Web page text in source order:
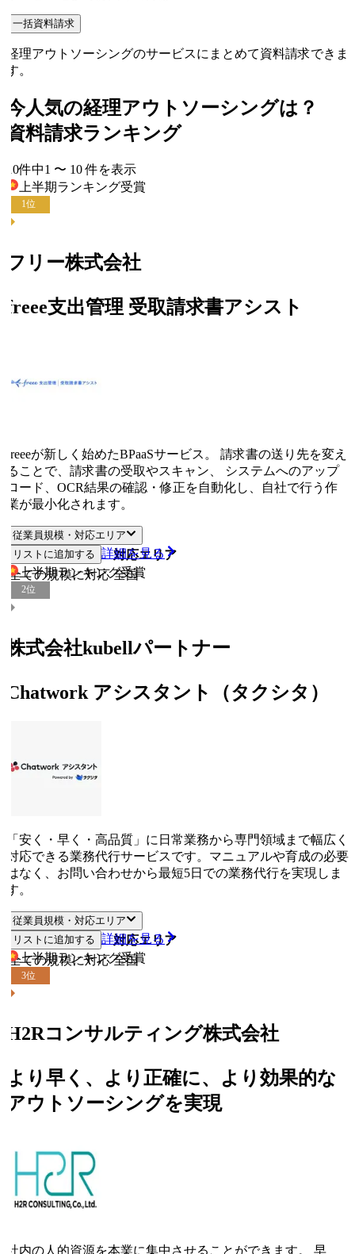
一括資料請求
理アウトソーシングのサービスにまとめて資料請求できま
。
人気の経理アウトソーシングは？
料請求ランキング
件中1〜10件を表示
上半期ランキング受賞
位
リー株式会社
支出管理 受取請求書アシスト
が新しく始めたBPaaSサービス。 請求書の送り先を変え
ことで、請求書の受取やスキャン、 システムへのアップ
ード、OCR結果の確認・修正を自動化し、自社で行う作
が最小化されます。
従業員規模・対応エリア
従業員規模
対応エリア
ての規模に対応 全国
リストに追加する 詳細を見る
上半期ランキング受賞
位
式会社kubellパートナー
アシスタント（タクシタ）
安く・早く・高品質」に日常業務から専門領域まで幅広く
応できる業務代行サービスです。マニュアルや育成の必要
なく、お問い合わせから最短5日での業務代行を実現しま
。
従業員規模・対応エリア
従業員規模
対応エリア
ての規模に対応 全国
リストに追加する 詳細を見る
上半期ランキング受賞
位
コンサルティング株式会社
り早く、より正確に、より効果的な
ウトソーシングを実現
内の人的資源を本業に集中させることができます。 早